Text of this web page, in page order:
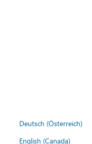
Deutsch (Österreich)
English (Canada)